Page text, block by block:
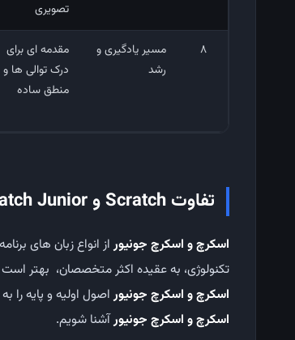
تصویری
8
مسیر یادگیری و
رشد
مقدمه ‌ای برای
درک توالی ‌ها و
منطق ساده
تفاوت Scratch و Scratch Junior در گروه سنی هدف
اسکرچ و اسکرچ جونیوراز انواع زبان های
تکنولوژی، به عقیده اکثر متخصصان، بهتر
اسکرچ و اسکرچ جونیوراصول اولیه و پایه را
اسکرچ و اسکرچ جونیورآشنا شویم.